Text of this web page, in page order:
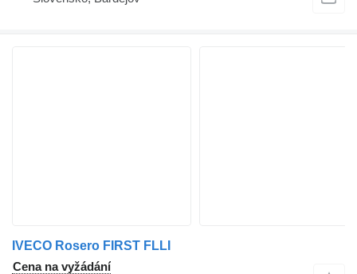
IVECO Rosero FIRST FLLI
Cena na vyžádání